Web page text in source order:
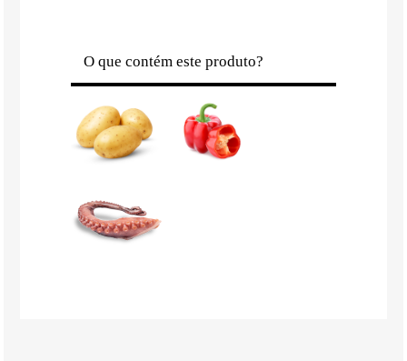
O que contém este produto?